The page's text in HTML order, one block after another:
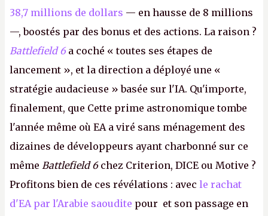
38,7 millions de dollars — en hausse de 8 millions
—, boostés par des bonus et des actions. La raison ?
Battlefield 6 a coché « toutes ses étapes de
lancement », et la direction a déployé une «
stratégie audacieuse » basée sur l'IA. Qu'importe,
finalement, que Cette prime astronomique tombe
l'année même où EA a viré sans ménagement des
dizaines de développeurs ayant charbonné sur ce
même Battlefield 6chez Criterion, DICE ou Motive ?
Profitons bien de ces révélations : avec le rachat
d'EA par l'Arabie saoudite pour et son passage en